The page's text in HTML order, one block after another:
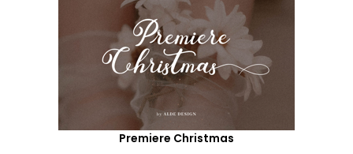
Premiere Christmas